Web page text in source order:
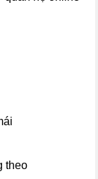
theo